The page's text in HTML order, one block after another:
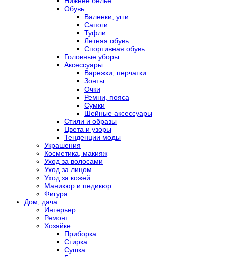
Обувь
Валенки, угги
Сапоги
Туфли
Летняя обувь
Спортивная обувь
Головные уборы
Аксессуары
Варежки, перчатки
Зонты
Очки
Ремни, пояса
Сумки
Шейные аксессуары
Стили и образы
Цвета и узоры
Тенденции моды
Украшения
Косметика, макияж
Уход за волосами
Уход за лицом
Уход за кожей
Маникюр и педикюр
Фигура
Дом, дача
Интерьер
Ремонт
Хозяйке
Приборка
Стирка
Сушка